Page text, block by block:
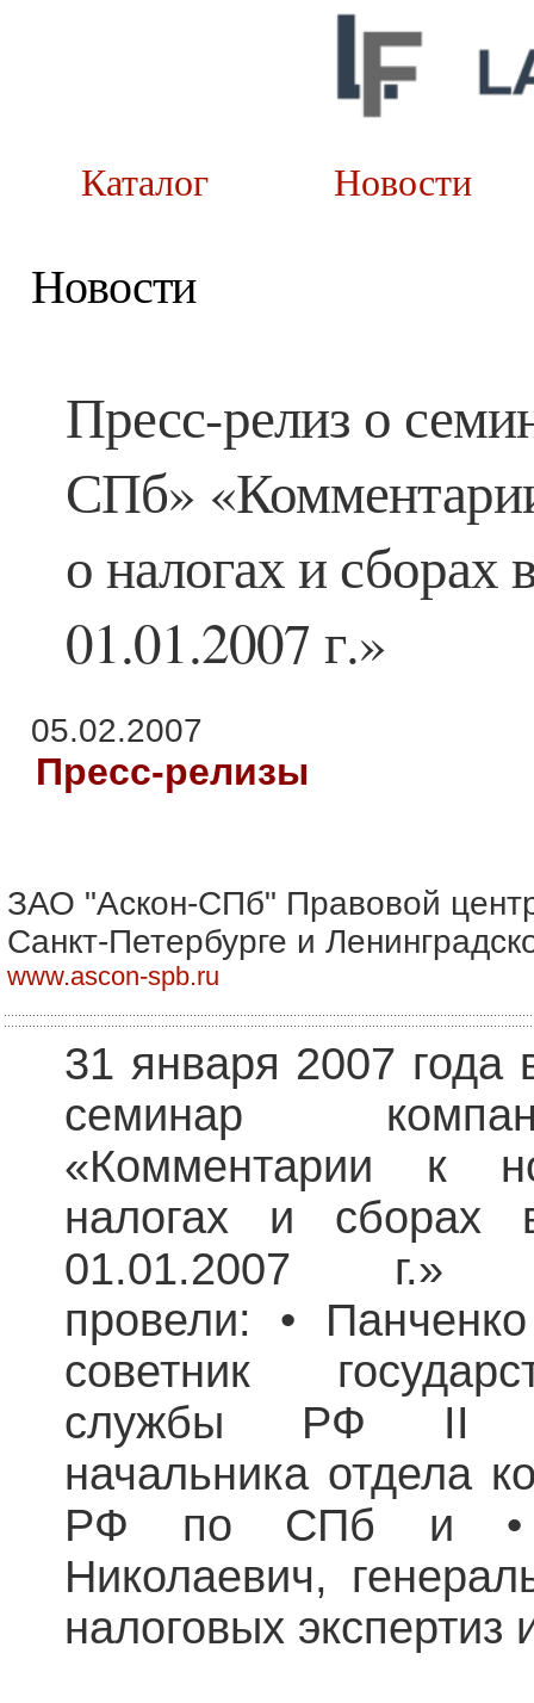
Каталог
Новости
Пресс-релиз о
СПб»
о налогах и
01.01.2007 г.»
05.02.2007
Пресс-релизы
ЗАО "Аскон-СПб" Правовой
Санкт-Петербурге и
www.ascon-spb.ru
31 января 2007 года
семинар
«Комментарии к
налогах и сборах
01.01.2007 г.»
провели: •
советник
службы РФ II
начальника отдела
РФ по СПб и •
Николаевич,
налоговых экспертиз